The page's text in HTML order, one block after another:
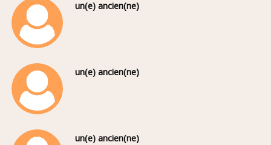
un(e) ancien(ne)
un(e) ancien(ne)
un(e) ancien(ne)